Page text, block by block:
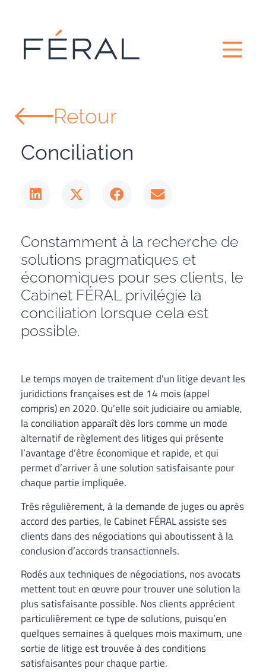
Retour
Conciliation
Constamment à la recherche de
solutions pragmatiques et
économiques pour ses clients, le
Cabinet FÉRAL privilégie la
conciliation lorsque cela est
possible.
Le temps moyen de traitement d’un litige devant les
juridictions françaises est de 14 mois (appel
compris) en 2020. Qu’elle soit judiciaire ou amiable,
la conciliation apparaît dès lors comme un mode
alternatif de règlement des litiges qui présente
l’avantage d’être économique et rapide, et qui
permet d’arriver à une solution satisfaisante pour
chaque partie impliquée.
Très régulièrement, à la demande de juges ou après
accord des parties, le Cabinet FÉRAL assiste ses
clients dans des négociations qui aboutissent à la
conclusion d’accords transactionnels.
Rodés aux techniques de négociations, nos avocats
mettent tout en œuvre pour trouver une solution la
plus satisfaisante possible. Nos clients apprécient
particulièrement ce type de solutions, puisqu’en
quelques semaines à quelques mois maximum, une
sortie de litige est trouvée à des conditions
satisfaisantes pour chaque partie.